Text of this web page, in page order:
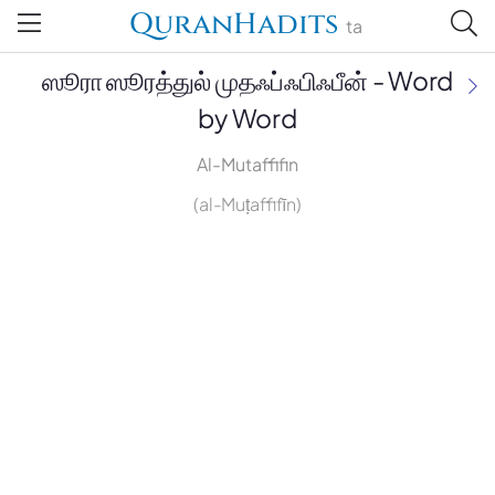
QuranHadits ta
ஸூரா ஸூரத்துல் முதஃப்ஃபிஃபீன் - Word
by Word
Al-Mutaffifin
(al-Muṭaffifīn)